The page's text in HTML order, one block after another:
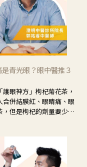
青光眼？眼中醫推３
眼神方」枸杞菊花茶，
併結膜紅、眼睛痛、眼
但是枸杞的劑量要少，
睛乾澀，結膜沒有紅，
就可以使用枸杞、蓮
更顯著。